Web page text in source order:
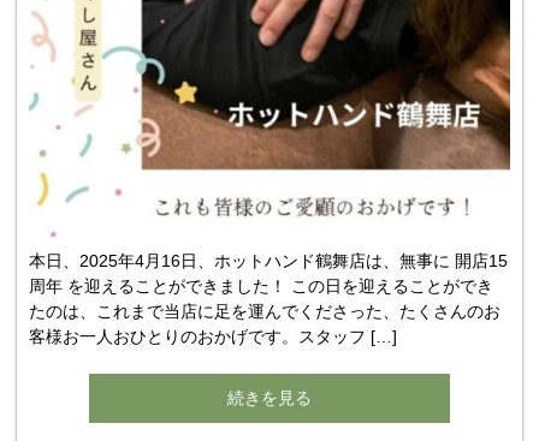
本日、2025年4月16日、ホットハンド鶴舞店は、無事に 開店15
周年 を迎えることができました！ この日を迎えることができ
たのは、これまで当店に足を運んでくださった、たくさんのお
客様お一人おひとりのおかげです。スタッフ […]
続きを見る